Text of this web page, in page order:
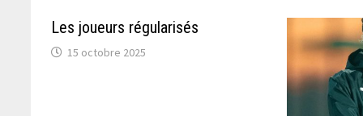
Les joueurs régularisés
15 octobre 2025